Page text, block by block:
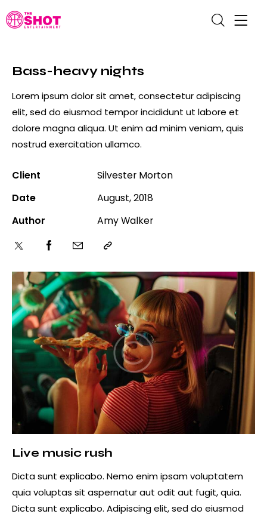
Bass-heavy nights
Live music rush
Dicta sunt explicabo. Nemo enim ipsam voluptatem
quia voluptas sit aspernatur aut odit aut fugit, quia.
Dicta sunt explicabo. Adipiscing elit, sed do eiusmod
Lorem ipsum dolor sit amet, consectetur adipiscing
elit, sed do eiusmod tempor incididunt ut labore et
dolore magna aliqua. Ut enim ad minim veniam, quis
nostrud exercitation ullamco.
Client
Silvester Morton
Date
August, 2018
Author
Amy Walker